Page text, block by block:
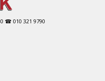
☎ 010 321 9790